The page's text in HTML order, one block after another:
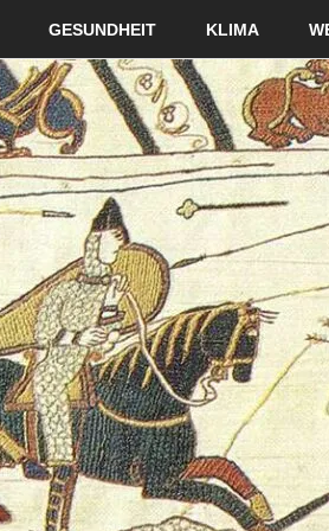
GESUNDHEIT KLIMA